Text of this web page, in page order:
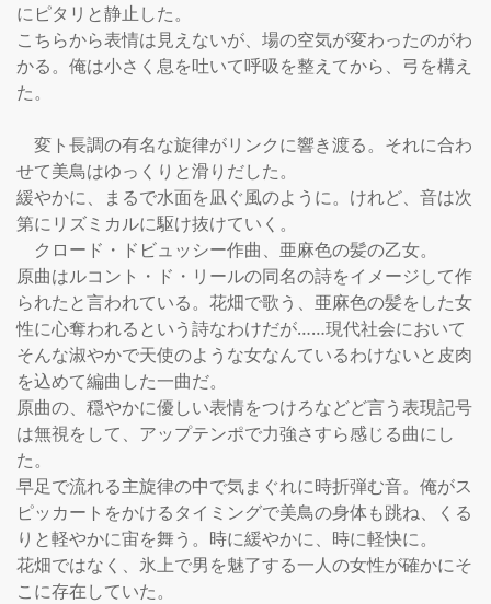
にピタリと静止した。
こちらから表情は見えないが、場の空気が変わったのがわ
かる。俺は小さく息を吐いて呼吸を整えてから、弓を構え
た。
せて美鳥はゆっくりと滑りだした。
緩やかに、まるで水面を凪ぐ風のように。けれど、音は次
第にリズミカルに駆け抜けていく。
原曲はルコント・ド・リールの同名の詩をイメージして作
られたと言われている。花畑で歌う、亜麻色の髪をした女
性に心奪われるという詩なわけだが……現代社会において
そんな淑やかで天使のような女なんているわけないと皮肉
を込めて編曲した一曲だ。
原曲の、穏やかに優しい表情をつけろなどど言う表現記号
は無視をして、アップテンポで力強さすら感じる曲にし
た。
早足で流れる主旋律の中で気まぐれに時折弾む音。俺がス
ピッカートをかけるタイミングで美鳥の身体も跳ね、くる
りと軽やかに宙を舞う。時に緩やかに、時に軽快に。
花畑ではなく、氷上で男を魅了する一人の女性が確かにそ
こに存在していた。